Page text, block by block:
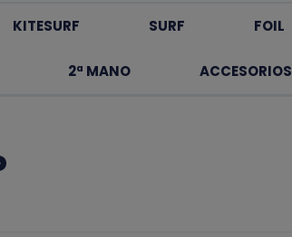
KITESURF SURF FOIL
2ª MANO ACCESORIOS